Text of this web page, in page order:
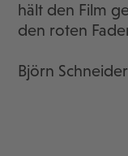
hält den Film
den roten
Björn Schneider